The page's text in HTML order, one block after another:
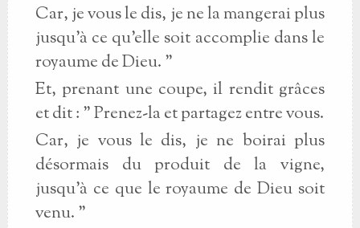
Car, je vous le dis, je ne la mangerai plus
jusqu'à ce qu'elle soit accomplie dans le
royaume de Dieu. "
Et, prenant une coupe, il rendit grâces
et dit : " Prenez-la et partagez entre vous.
Car, je vous le dis, je ne boirai plus
désormais du produit de la vigne,
jusqu'à ce que le royaume de Dieu soit
venu. "